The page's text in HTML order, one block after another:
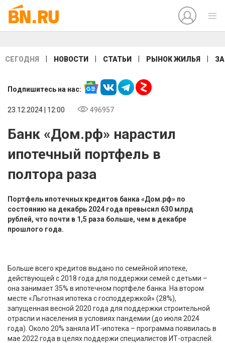
СЕГОДНЯ НОВОСТИ СТАТЬИ РЫНОК ЖИЛЬЯ
Подпишитесь на нас:
23.12.2024 | 12:00 496957
Банк «Дом.рф» нарастил
ипотечный портфель в
полтора раза
Портфель ипотечных кредитов банка «Дом.рф» по
состоянию на декабрь 2024 года превысил 630 млрд
рублей, что почти в 1,5 раза больше, чем в декабре
прошлого года.
Больше всего кредитов выдано по семейной ипотеке,
действующей с 2018 года для поддержки семей с детьми –
она занимает 35% в ипотечном портфеле банка. На втором
месте «Льготная ипотека с господдержкой» (28%),
запущенная весной 2020 года для поддержки строительной
отрасли и населения в условиях пандемии (до июля 2024
года). Около 20% заняла ИТ-ипотека – программа появилась в
мае 2022 года в целях поддержи специалистов ИТ-отраслей.